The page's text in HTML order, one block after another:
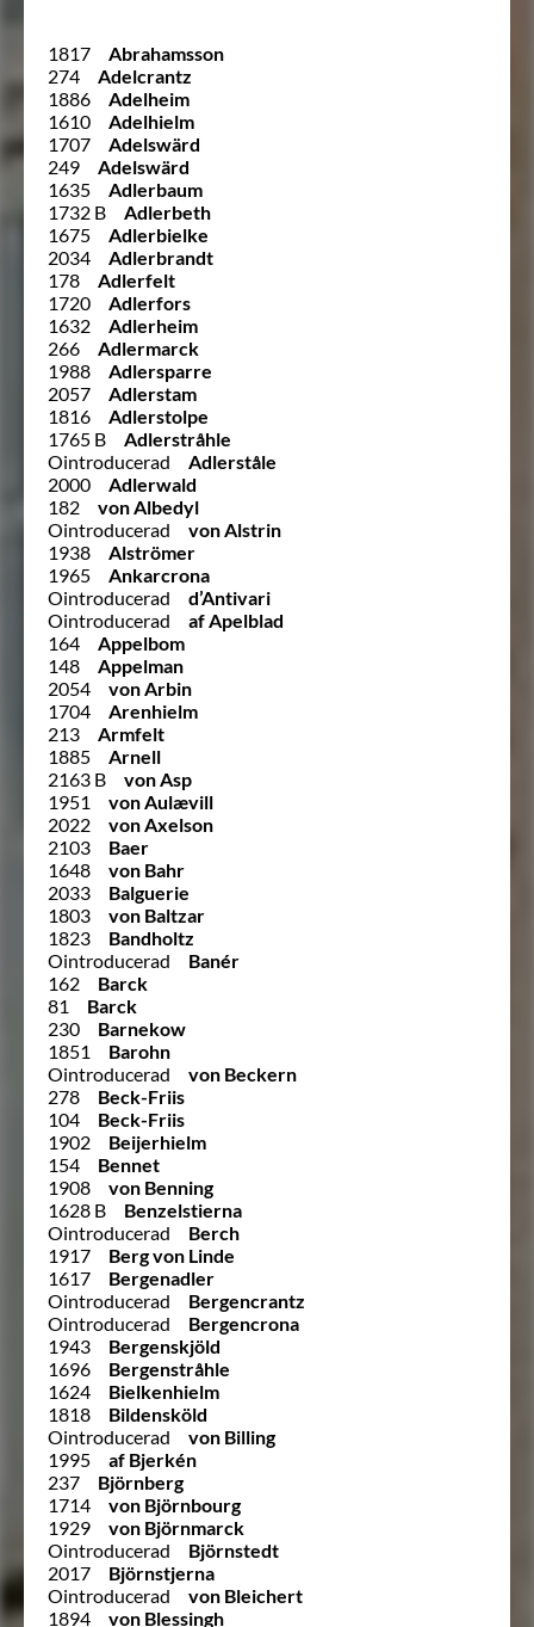
1817
Abrahamsson
274
Adelcrantz
1886
Adelheim
1610
Adelhielm
1707
Adelswärd
249
Adelswärd
1635
Adlerbaum
1732 B
Adlerbeth
1675
Adlerbielke
2034
Adlerbrandt
178
Adlerfelt
1720
Adlerfors
1632
Adlerheim
266
Adlermarck
1988
Adlersparre
2057
Adlerstam
1816
Adlerstolpe
1765 B
Adlerstråhle
Ointroducerad
Adlerståle
2000
Adlerwald
182
von Albedyl
Ointroducerad
von Alstrin
1938
Alströmer
1965
Ankarcrona
Ointroducerad
d’Antivari
Ointroducerad
af Apelblad
164
Appelbom
148
Appelman
2054
von Arbin
1704
Arenhielm
213
Armfelt
1885
Arnell
2163 B
von Asp
1951
von Aulævill
2022
von Axelson
2103
Baer
1648
von Bahr
2033
Balguerie
1803
von Baltzar
1823
Bandholtz
Ointroducerad
Banér
162
Barck
81
Barck
230
Barnekow
1851
Barohn
Ointroducerad
von Beckern
278
Beck-Friis
104
Beck-Friis
1902
Beijerhielm
154
Bennet
1908
von Benning
1628 B
Benzelstierna
Ointroducerad
Berch
1917
Berg von Linde
1617
Bergenadler
Ointroducerad
Bergencrantz
Ointroducerad
Bergencrona
1943
Bergenskjöld
1696
Bergenstråhle
1624
Bielkenhielm
1818
Bildensköld
Ointroducerad
von Billing
1995
af Bjerkén
237
Björnberg
1714
von Björnbourg
1929
von Björnmarck
Ointroducerad
Björnstedt
2017
Björnstjerna
Ointroducerad
von Bleichert
1894
von Blessingh